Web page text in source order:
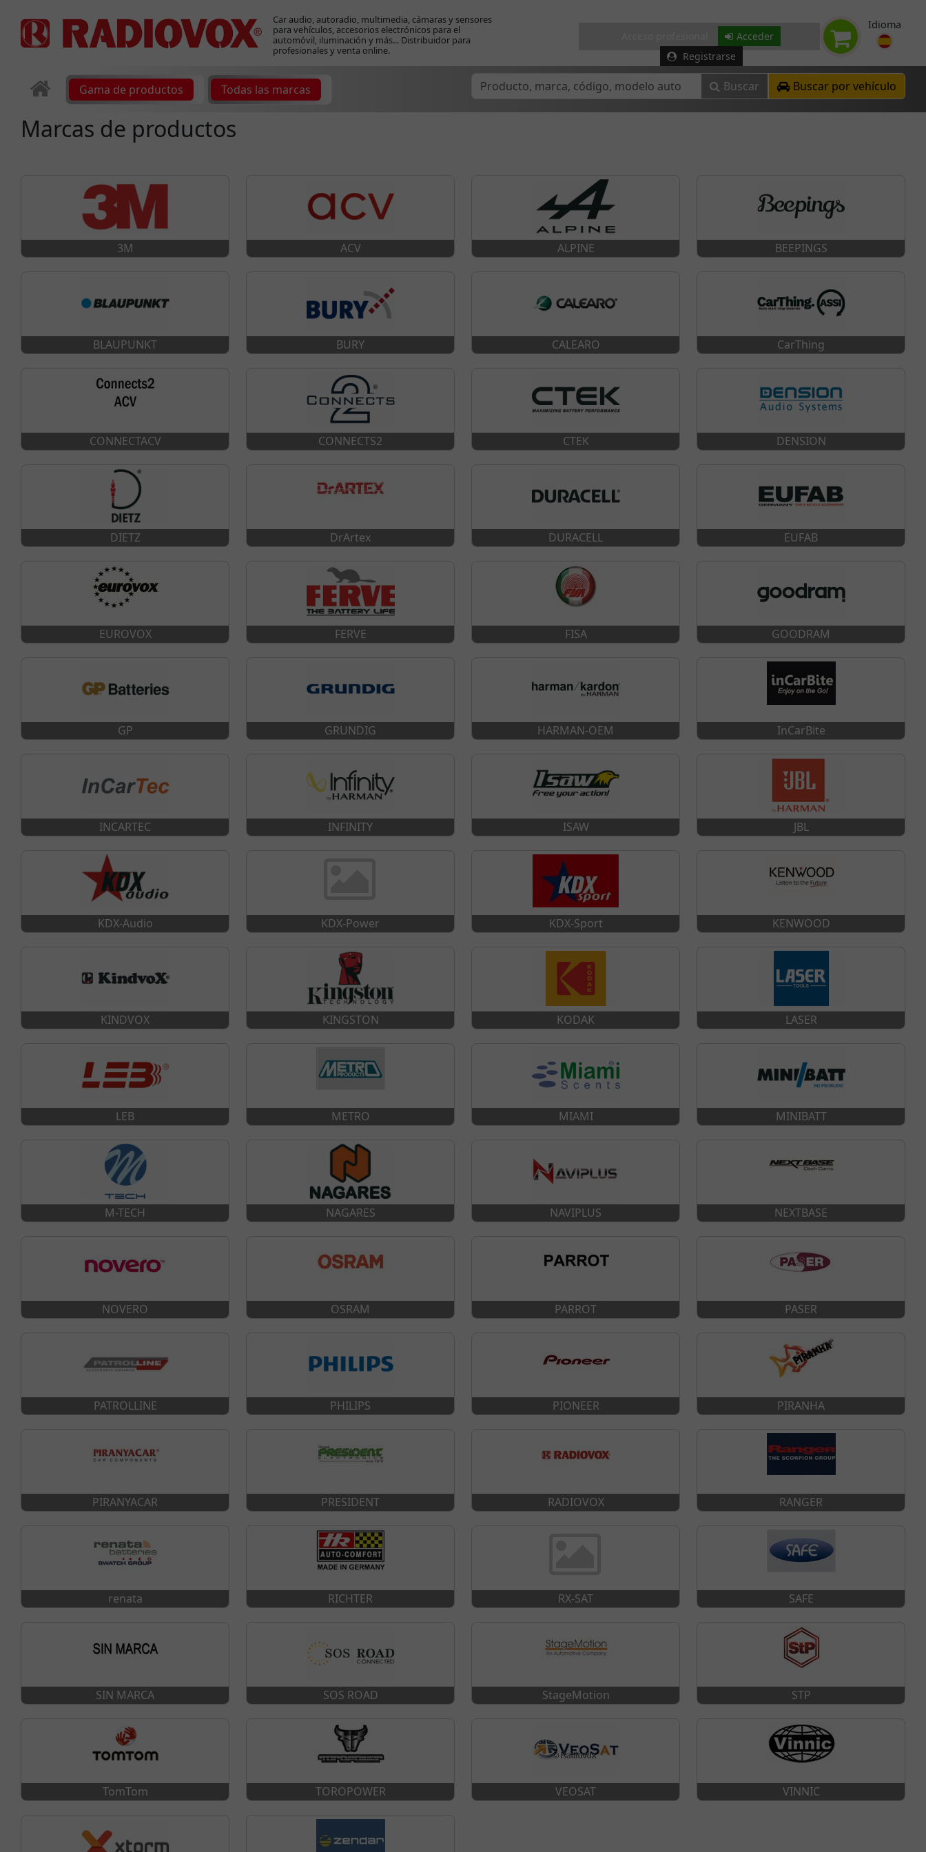
Car audio, autoradio, multimedia, cámaras y sensores
para vehículos, accesorios electrónicos para el
automóvil, iluminación y más... Distribuidor para
profesionales y venta online.
Acceder
Registrarse
Idioma
Gama de productos Todas las marcas Buscar Buscar por vehículo
Marcas de productos
3M ACV ALPINE BEEPINGS
BLAUPUNKT BURY CALEARO CarThing
CONNECTACV CONNECTS2 CTEK DENSION
DIETZ DrArtex DURACELL EUFAB
EUROVOX FERVE FISA GOODRAM
GP GRUNDIG HARMAN-OEM InCarBite
INCARTEC INFINITY ISAW JBL
KDX-Audio KDX-Power KDX-Sport KENWOOD
KINDVOX KINGSTON KODAK LASER
LEB METRO MIAMI MINIBATT
M-TECH NAGARES NAVIPLUS NEXTBASE
NOVERO OSRAM PARROT PASER
PATROLLINE PHILIPS PIONEER PIRANHA
PIRANYACAR PRESIDENT RADIOVOX RANGER
renata RICHTER RX-SAT SAFE
SIN MARCA SOS ROAD StageMotion STP
TomTom TOROPOWER VEOSAT VINNIC